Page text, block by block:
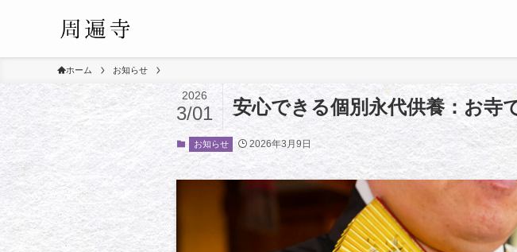
ホーム お知らせ
安心できる個別永代供養：お寺
2026
3/01
お知らせ 2026年3月9日